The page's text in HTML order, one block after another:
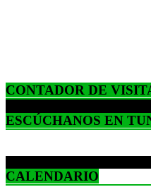
CONTADOR DE
ESCÚCHANOS EN
CALENDARIO